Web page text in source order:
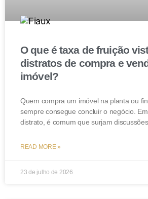
O que é taxa de fruição
distratos de compra e
imóvel?
Quem compra um imóvel na planta ou
sempre consegue concluir o negócio.
distrato, é comum que surjam
READ MORE »
23 de julho de 2026